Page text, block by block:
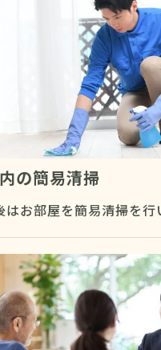
の簡易清掃
はお部屋を簡易清掃を行